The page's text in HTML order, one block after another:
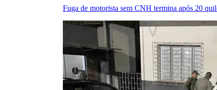
Fuga de motorista sem CNH termina após 20